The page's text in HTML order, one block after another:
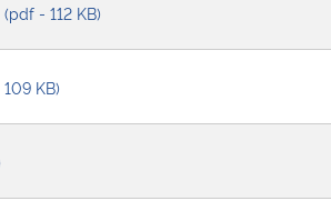
(pdf - 112 KB)
KB)